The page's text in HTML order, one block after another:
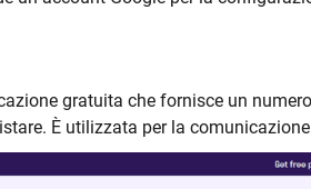
gratuita che fornisce un
È utilizzata per la